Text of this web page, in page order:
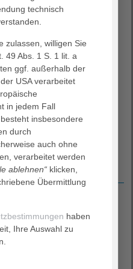
Göttingen
Polypen)
technisch
zulassen, willigen Sie
49 Abs. 1 S. 1 lit. a
ggf. außerhalb der
USA verarbeitet
in jedem Fall
insbesondere
durch
auch ohne
verarbeitet werden
ablehnen“ klicken,
Übermittlung
haben
Ihre Auswahl zu